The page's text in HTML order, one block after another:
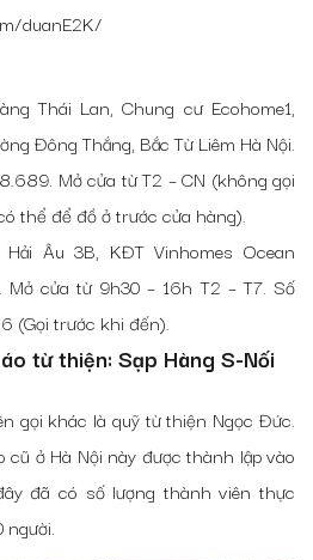
duanE2K/
Thái Lan, Chung cư Ecohome1,
Đông Thắng, Bắc Từ Liêm Hà Nội.
Mở cửa từ T2 – CN (không gọi
thể để đồ ở trước cửa hàng).
Hải Âu 3B, KĐT Vinhomes Ocean
Mở cửa từ 9h30 – 16h T2 – T7. Số
(Gọi trước khi đến).
từ thiện: Sạp Hàng S-Nối
gọi khác là quỹ từ thiện Ngọc Đức.
cũ ở Hà Nội này được thành lập vào
đã có số lượng thành viên thực